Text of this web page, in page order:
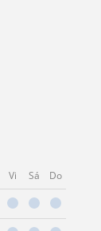
Vi Sá Do